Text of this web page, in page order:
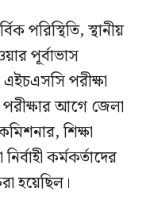
পরিস্থিতি, স্থানীয়
পূর্বাভাস
এইচএসসি পরীক্ষা
পরীক্ষার আগে জেলা
শিক্ষা
কর্মকর্তাদের
হয়েছিল।